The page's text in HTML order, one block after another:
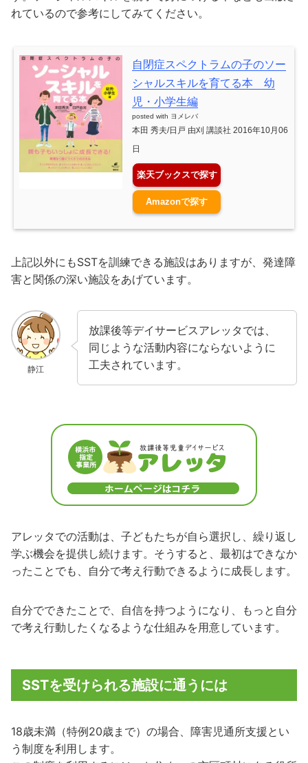
れているので参考にしてみてください。
自閉症スペクトラムの子のソー
シャルスキルを育てる本 幼
児・小学生編
posted with ヨメレバ
本田 秀夫/日戸 由刈 講談社 2016年10月06
日
楽天ブックスで探す
Amazonで探す
上記以外にもSSTを訓練できる施設はありますが、発達障
害と関係の深い施設をあげています。
静江
放課後等デイサービスアレッタでは、
同じような活動内容にならないように
工夫されています。
アレッタでの活動は、子どもたちが自ら選択し、繰り返し
学ぶ機会を提供し続けます。そうすると、最初はできなか
ったことでも、自分で考え行動できるように成長します。
自分でできたことで、自信を持つようになり、もっと自分
で考え行動したくなるような仕組みを用意しています。
SSTを受けられる施設に通うには
18歳未満（特例20歳まで）の場合、障害児通所支援とい
う制度を利用します。